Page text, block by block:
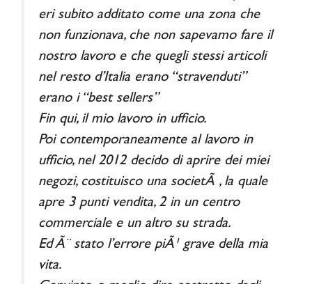
eri subito additato come una zona che
non funzionava, che non sapevamo fare il
nostro lavoro e che quegli stessi articoli
nel resto d’Italia erano “stravenduti”
erano i “best sellers”
Fin qui, il mio lavoro in ufficio.
Poi contemporaneamente al lavoro in
ufficio, nel 2012 decido di aprire dei miei
negozi, costituisco una societÃ , la quale
apre 3 punti vendita, 2 in un centro
commerciale e un altro su strada.
Ed Ã¨ stato l’errore piÃ¹ grave della mia
vita.